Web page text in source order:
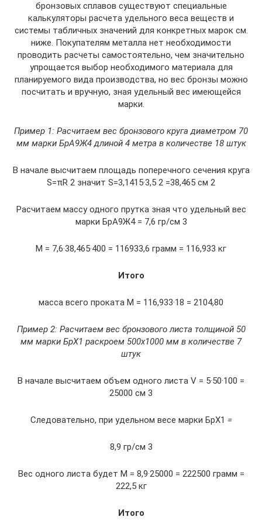
бронзовых сплавов существуют специальные
калькуляторы расчета удельного веса веществ и
системы табличных значений для конкретных марок см.
ниже. Покупателям металла нет необходимости
проводить расчеты самостоятельно, чем значительно
упрощается выбор необходимого материала для
планируемого вида производства, но вес бронзы можно
посчитать и вручную, зная удельный вес имеющейся
марки.
Пример 1: Расчитаем вес бронзового круга диаметром 70
мм марки БрА9Ж4 длиной 4 метра в количестве 18 штук
В начале высчитаем площадь поперечного сечения круга
S=πR 2 значит S=3,1415·3,5 2 =38,465 см 2
Расчитаем массу одного прутка зная что удельный вес
марки БрА9Ж4 = 7,6 гр/см 3
M = 7,6·38,465·400 = 116933,6 грамм = 116,933 кг
Итого
масса всего проката М = 116,933·18 = 2104,80
Пример 2: Расчитаем вес бронзового листа толщиной 50
мм марки БрХ1 раскроем 500х1000 мм в количестве 7
штук
В начале высчитаем объем одного листа V = 5·50·100 =
25000 см 3
Следовательно, при удельном весе марки БрХ1 =
8,9 гр/см 3
Вес одного листа будет М = 8,9·25000 = 222500 грамм =
222,5 кг
Итого